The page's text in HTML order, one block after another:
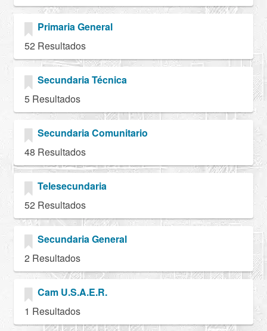
Primaria General
52 Resultados
Secundaria Técnica
5 Resultados
Secundaria Comunitario
48 Resultados
Telesecundaria
52 Resultados
Secundaria General
2 Resultados
Cam U.S.A.E.R.
1 Resultados